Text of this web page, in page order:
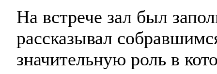
На встрече зал был
рассказывал
значительную роль в